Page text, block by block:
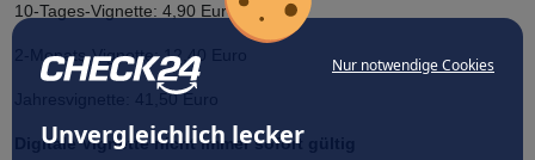
Nur notwendige Cookies
Unvergleichlich lecker
10-Tages-Vignette: 4,90 Euro
2-Monats-Vignette: 12,40 Euro
Jahresvignette: 41,50 Euro
Digitale Vignette nicht immer sofort gültig